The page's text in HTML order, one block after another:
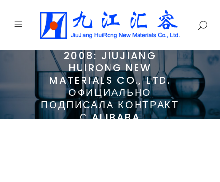
2008: JIUJIANG
HUIRONG NEW
MATERIALS CO., LTD.
ОФИЦИАЛЬНО
ПОДПИСАЛА КОНТРАКТ
С ALIBABA